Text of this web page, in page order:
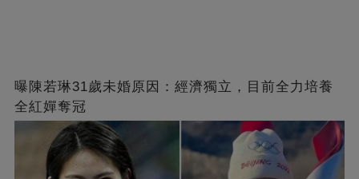
曝陳若琳31歲未婚原因：經濟獨立，目前全力培養
全紅嬋奪冠